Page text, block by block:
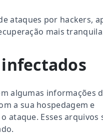
ataques por hackers,
mais
algumas informações
a sua hospedagem e
ataque. Esses arquivos